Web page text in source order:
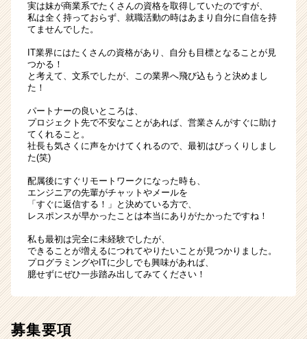
実は妹が商業系でたくさんの資格を取得していたのですが、
私は全く持っておらず、就職活動の時はあまり自分に自信を持
てませんでした。
IT業界にはたくさんの資格があり、自分も目標となることが見
つかる！
と考えて、文系でしたが、この業界へ飛び込もうと決めまし
た！
パートナーの良いところは、
プロジェクト先で不安なことがあれば、営業さんがすぐに助け
てくれること。
社長も気さくに声をかけてくれるので、最初はびっくりしまし
た(笑)
配属後にすぐリモートワークになった時も、
エンジニアの先輩がチャットやメールを
「すぐに返信する！」と決めている方で、
レスポンスが早かったことは本当にありがたかったですね！
私も最初は完全に未経験でしたが、
できることが増えるにつれてやりたいことが見つかりました。
プログラミングやITに少しでも興味があれば、
臆せずにぜひ一歩踏み出してみてください！
募集要項